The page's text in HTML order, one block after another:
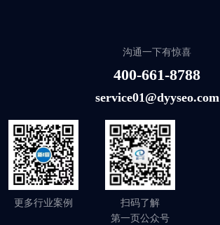
沟通一下有惊喜
400-661-8788
service01@dyyseo.com
更多行业案例
扫码了解
第一页公众号